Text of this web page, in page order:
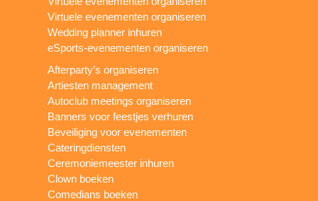
Virtuele evenementen organiseren
Wedding planner inhuren
eSports-evenementen organiseren
Afterparty’s organiseren
Artiesten management
Autoclub meetings organiseren
Banners voor feestjes verhuren
Beveiliging voor evenementen
Cateringdiensten
Ceremoniemeester inhuren
Clown boeken
Comedians boeken